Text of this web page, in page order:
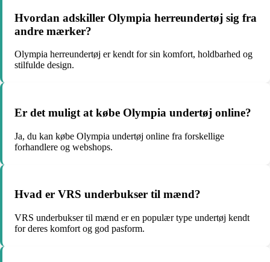
Hvordan adskiller Olympia herreundertøj sig fra
andre mærker?
Olympia herreundertøj er kendt for sin komfort, holdbarhed og
stilfulde design.
Er det muligt at købe Olympia undertøj online?
Ja, du kan købe Olympia undertøj online fra forskellige
forhandlere og webshops.
Hvad er VRS underbukser til mænd?
VRS underbukser til mænd er en populær type undertøj kendt
for deres komfort og god pasform.